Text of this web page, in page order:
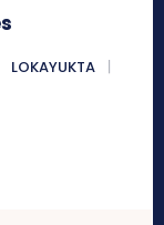
LOKAYUKTA